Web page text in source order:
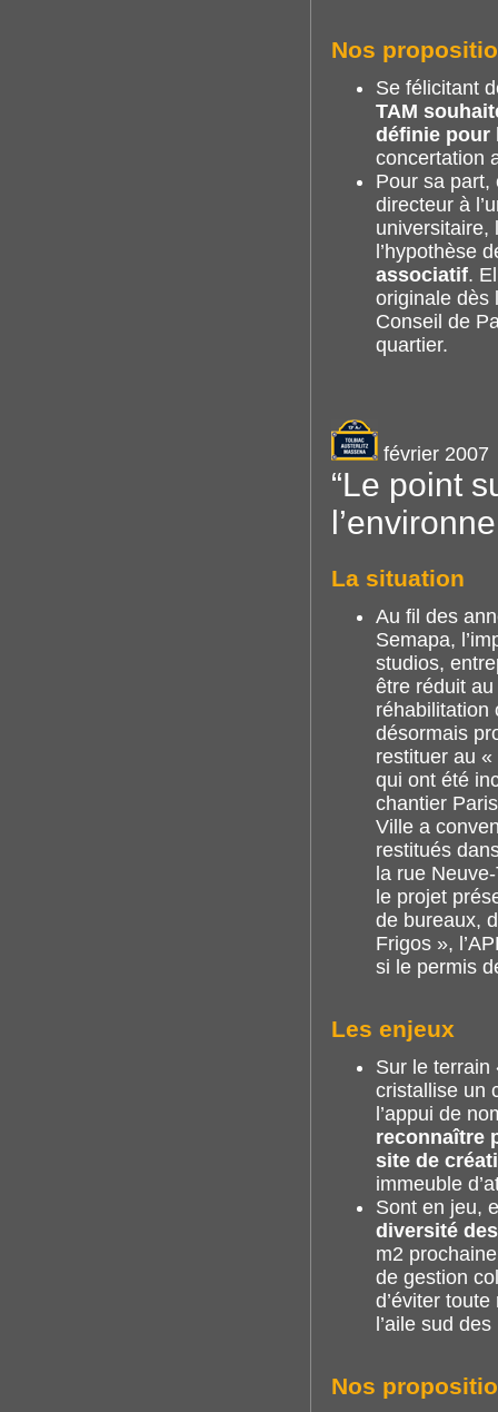
Nos
Se félicitant
TAM
définie pour
concertation
Pour sa part,
directeur à
universitaire,
l’hypothèse
associatif.
originale dès
Conseil de
quartier.
février 2007
“Le point
La situation
Au fil des
Semapa,
studios,
être réduit
réhabilitation
désormais
restituer au
qui ont été
chantier
Ville a
restitués
la rue
le projet
de bureaux,
Frigos »,
si le permis
Les enjeux
Sur le terrain
cristallise un
l’appui de
reconnaître
site de
immeuble
Sont en jeu,
diversité
m2
de gestion
d’éviter
l’aile sud
Nos